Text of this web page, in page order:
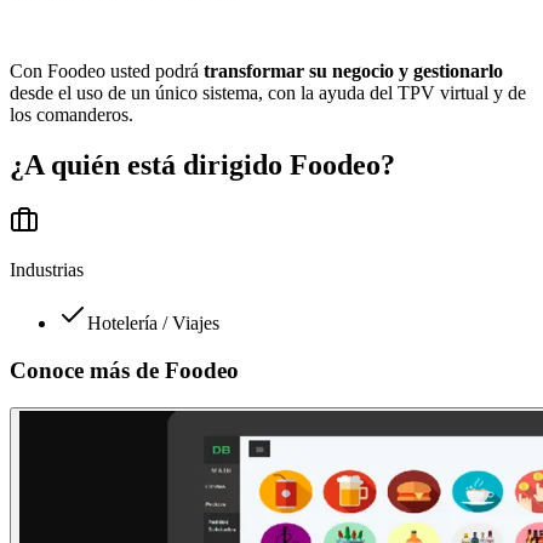
Con Foodeo usted podrá transformar su negocio y gestionarlo
desde el uso de un único sistema, con la ayuda del TPV virtual y de
los comanderos.
¿A quién está dirigido Foodeo?
Industrias
Hotelería / Viajes
Conoce más de Foodeo